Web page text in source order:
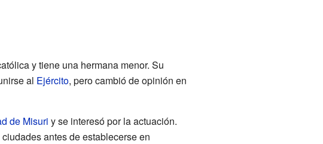
y tiene una hermana menor. Su
al Ejército, pero cambió de opinión en
de Misuri y se interesó por la actuación.
antes de establecerse en